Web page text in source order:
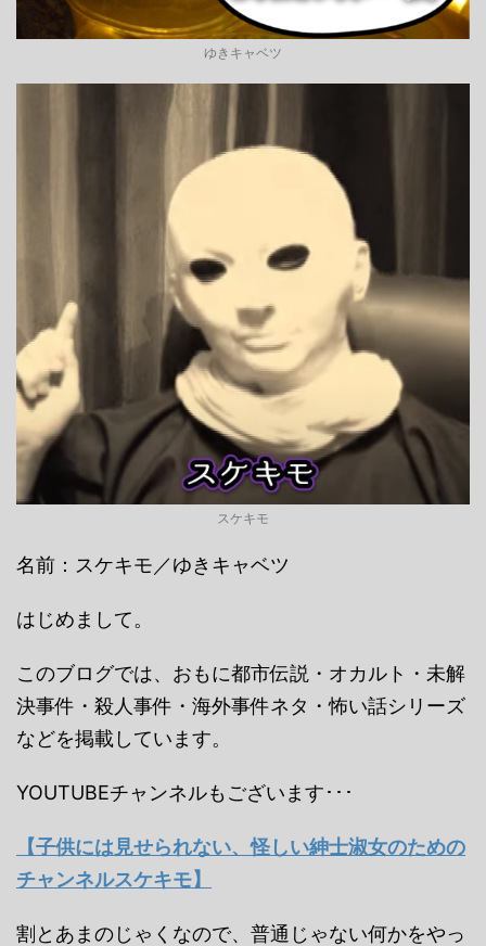
ゆきキャベツ
スケキモ
名前：スケキモ／ゆきキャベツ
はじめまして。
このブログでは、おもに都市伝説・オカルト・未解
決事件・殺人事件・海外事件ネタ・怖い話シリーズ
などを掲載しています。
YOUTUBEチャンネルもございます･･･
【子供には見せられない、怪しい紳士淑女のための
チャンネルスケキモ】
割とあまのじゃくなので、普通じゃない何かをやっ